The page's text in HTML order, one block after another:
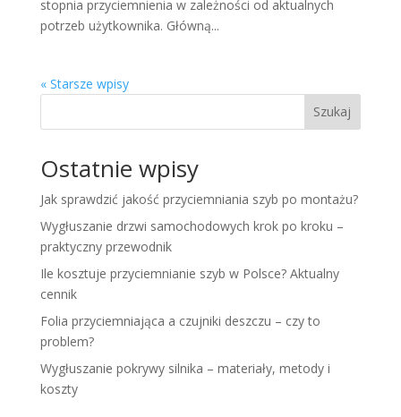
stopnia przyciemnienia w zależności od aktualnych
potrzeb użytkownika. Główną...
« Starsze wpisy
Szukaj
Ostatnie wpisy
Jak sprawdzić jakość przyciemniania szyb po montażu?
Wygłuszanie drzwi samochodowych krok po kroku –
praktyczny przewodnik
Ile kosztuje przyciemnianie szyb w Polsce? Aktualny
cennik
Folia przyciemniająca a czujniki deszczu – czy to
problem?
Wygłuszanie pokrywy silnika – materiały, metody i
koszty